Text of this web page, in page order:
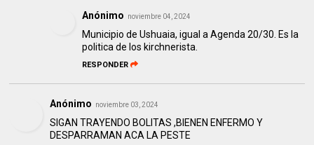
Anónimo noviembre 04, 2024
Municipio de Ushuaia, igual a Agenda 20/30. Es la
politica de los kirchnerista.
RESPONDER
Anónimo noviembre 03, 2024
SIGAN TRAYENDO BOLITAS ,BIENEN ENFERMO Y
DESPARRAMAN ACA LA PESTE